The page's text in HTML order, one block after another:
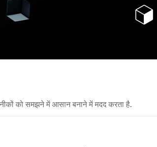
को समझने में आसान बनाने में मदद करता है.